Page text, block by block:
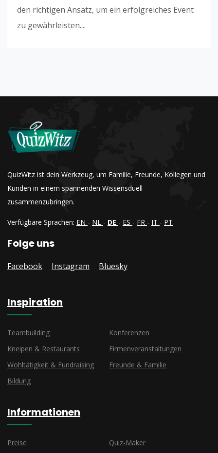
den richtigen Ansatz, um ein erfolgreiches Event
zu gewährleisten....
QuizWitz ist dein Werkzeug, um Familie, Freunde, Kollegen und
Kunden in einem spannenden Wissensduell
zusammenzubringen.
Verfügbare Sprachen: EN - NL - DE - ES - FR - IT - PT
Folge uns
Facebook Instagram Bluesky
Inspiration
Teambuilding
Konferenzen
Kneipen & Restaurants
Firmenveranstaltungen
Wohltätigkeit & Fundraising
Freunde & Familie
Bildung
Informationen
Preise Quiz-Maker